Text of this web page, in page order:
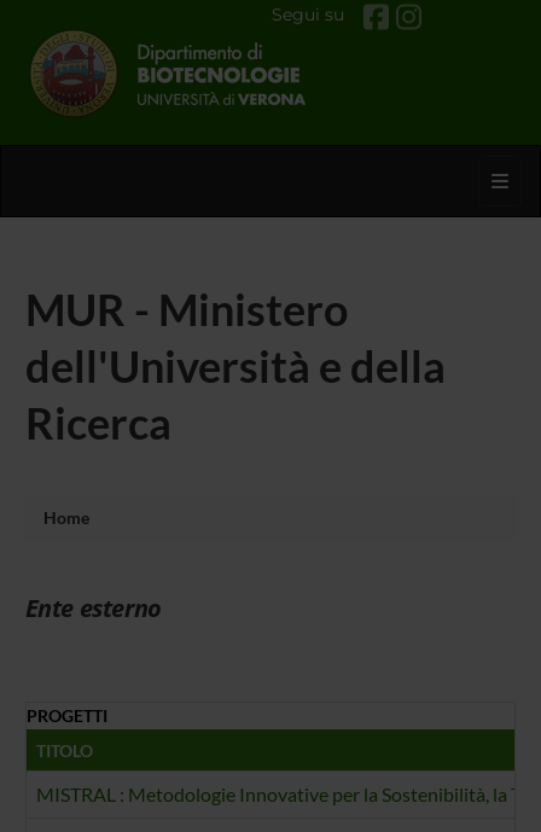
Segui su
MUR - Ministero
dell'Università e della
Ricerca
Home
Ente esterno
PROGETTI
TITOLO
MISTRAL : Metodologie Innovative per la Sostenibilità, la